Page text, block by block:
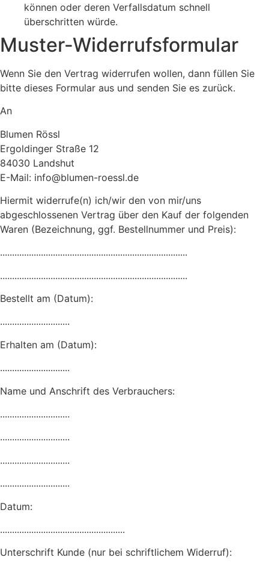
können oder deren Verfallsdatum schnell
überschritten würde.
Muster-Widerrufsformular
Wenn Sie den Vertrag widerrufen wollen, dann füllen Sie
bitte dieses Formular aus und senden Sie es zurück.
An
Blumen Rössl
Ergoldinger Straße 12
84030 Landshut
E-Mail: info@blumen-roessl.de
Hiermit widerrufe(n) ich/wir den von mir/uns
abgeschlossenen Vertrag über den Kauf der folgenden
Waren (Bezeichnung, ggf. Bestellnummer und Preis):
..............................................................................
..............................................................................
Bestellt am (Datum):
.............................
Erhalten am (Datum):
.............................
Name und Anschrift des Verbrauchers:
.............................
.............................
.............................
.............................
Datum:
....................................................
Unterschrift Kunde (nur bei schriftlichem Widerruf):